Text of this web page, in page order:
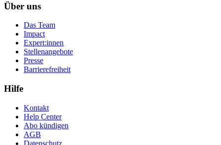
Über uns
Das Team
Impact
Expert:innen
Stellenangebote
Presse
Barrierefreiheit
Hilfe
Kontakt
Help Center
Abo kündigen
AGB
Datenschutz